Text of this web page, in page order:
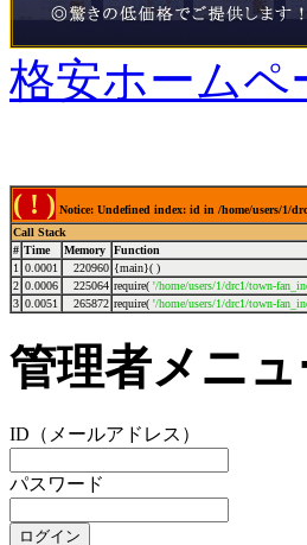
格安ホームペ
( ! ) Notice: Undefined index: id in /home/users/1/
Call Stack
# Time Memory Function
1
0.0001 220960 {main}( )
2 0.0006 225064 require( '/home/users/1/drc1/town-
3 0.0051 265872 require( '/home/users/1/drc1/town-
管理者メニュ
ID（メールアドレス）
パスワード